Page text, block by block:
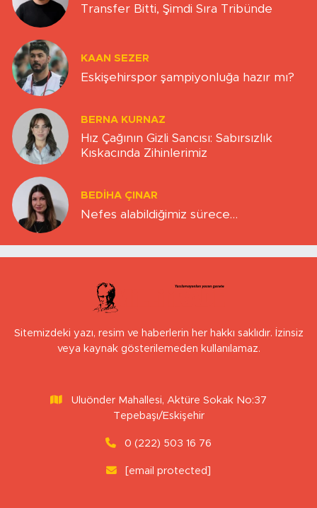
Transfer Bitti, Şimdi Sıra Tribünde
KAAN SEZER
Eskişehirspor şampiyonluğa hazır mı?
BERNA KURNAZ
Hız Çağının Gizli Sancısı: Sabırsızlık
Kıskacında Zihinlerimiz
BEDIHA ÇINAR
Nefes alabildiğimiz sürece…
Sitemizdeki yazı, resim ve haberlerin her hakkı saklıdır. İzinsiz
veya kaynak gösterilemeden kullanılamaz.
Uluönder Mahallesi, Aktüre Sokak No:37
Tepebaşı/Eskişehir
0 (222) 503 16 76
[email protected]